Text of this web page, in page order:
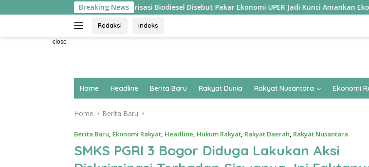
to
Breaking News
Hilirisasi Biodiesel Disebut Pakar Ekonomi UPER Jadi Kunci Amankan Ekonomi
Redaksi Indeks
close
Home Headline Berita Baru Rakyat Dunia Rakyat Nusantara Ekonomi
Home Berita Baru
Berita Baru, Ekonomi Rakyat, Headline, Hukum Rakyat, Rakyat Daerah, Rakyat Nusantara
SMKS PGRI 3 Bogor Diduga Lakukan Aksi